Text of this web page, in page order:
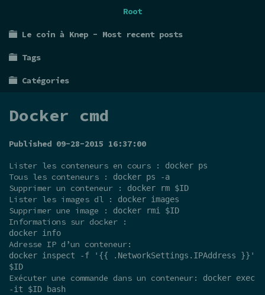
Root
Le coin à Knep - Most recent posts
Tags
Catégories
Docker cmd
Published 09-28-2015 16:37:00
Lister les conteneurs en cours : docker ps
Tous les conteneurs : docker ps -a
Supprimer un conteneur : docker rm $ID
Lister les images dl : docker images
Supprimer une image : docker rmi $ID
Informations sur docker :
docker info
Adresse IP d’un conteneur:
docker inspect -f '{{ .NetworkSettings.IPAddress }}'
$ID
Exécuter une commande dans un conteneur:
docker exec
-it $ID bash